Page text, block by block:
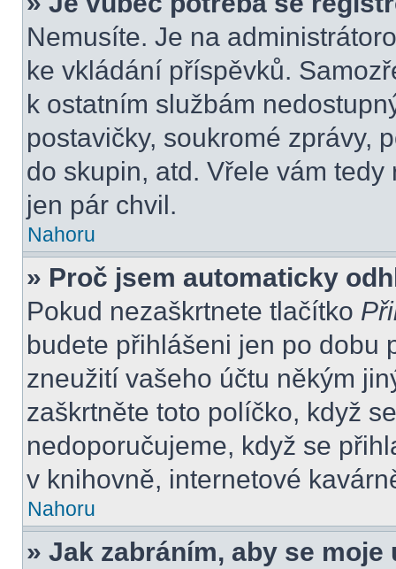
Nemusíte. Je na
ke vkládání příspěvků.
k ostatním službám
postavičky, soukromé zprávy,
do skupin, atd. Vřele vám
jen pár chvil.
Nahoru
» Proč jsem automaticky
Pokud nezaškrtnete tlačítko
budete přihlášeni jen po dobu
zneužití vašeho účtu někým
zaškrtněte toto políčko, když
nedoporučujeme, když se
v knihovně, internetové
Nahoru
» Jak zabráním, aby se